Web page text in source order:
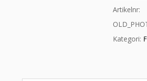
mängd
Artikelnr:
Kategori: